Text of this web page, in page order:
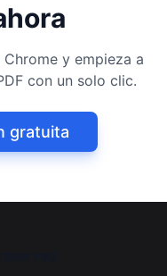
y empieza a
con un solo clic.
gratuita